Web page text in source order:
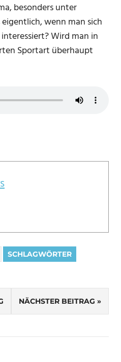
besonders unter
wenn man sich
Wird man in
Sportart überhaupt
SCHLAGWÖRTER
NÄCHSTER BEITRAG